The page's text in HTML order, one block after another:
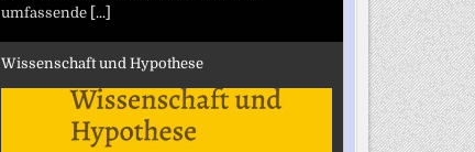
umfassende [...]
Wissenschaft und Hypothese